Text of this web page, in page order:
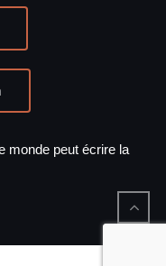
monde peut écrire la